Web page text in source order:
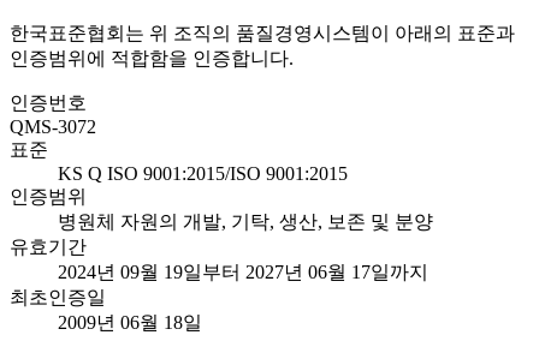
한국표준협회는 위 조직의 품질경영시스템이 아래의 표준과
인증범위에 적합함을 인증합니다.
인증번호
QMS-3072
표준
KS Q ISO 9001:2015/ISO 9001:2015
인증범위
병원체 자원의 개발, 기탁, 생산, 보존 및 분양
유효기간
2024년 09월 19일부터 2027년 06월 17일까지
최초인증일
2009년 06월 18일